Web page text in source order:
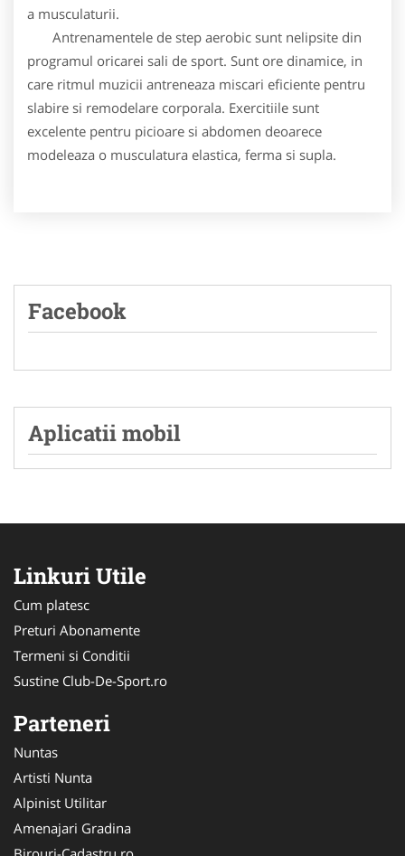
a musculaturii.
Antrenamentele de step aerobic sunt nelipsite din
programul oricarei sali de sport. Sunt ore dinamice, in
care ritmul muzicii antreneaza miscari eficiente pentru
slabire si remodelare corporala. Exercitiile sunt
excelente pentru picioare si abdomen deoarece
modeleaza o musculatura elastica, ferma si supla.
Facebook
Aplicatii mobil
Linkuri Utile
Cum platesc
Preturi Abonamente
Termeni si Conditii
Sustine Club-De-Sport.ro
Parteneri
Nuntas
Artisti Nunta
Alpinist Utilitar
Amenajari Gradina